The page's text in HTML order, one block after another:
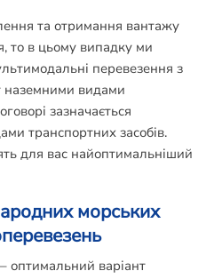
та отримання вантажу
то в цьому випадку ми
перевезення з
наземними видами
зазначається
транспортних засобів.
для вас найоптимальніший
морських
оптимальний варіант